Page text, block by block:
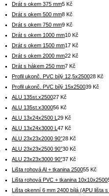
Drát s okem 375 mm5 Kč
Drát s okem 500 mm8 Kč
Drát s okem 750 mm9 Kč
Drát s okem 1000 mm10 Kč
Drát s okem 1500 mm17 Kč
Drát s okem 2000 mm22 Kč
Drát s hákem 250 mm7 Kč
Profil ukonč. PVC bílý 12,5x250028 Kč
Profil ukonč. PVC bílý 15x250039 Kč
ALU 135st.x250027 Kč
ALU 135st.x300056 Kč
ALU 13x24x2500 L 29 Kč
ALU 13x24x3000 L 47 Kč
ALU 23x23x2000 90°28 Kč
ALU 23x23x2500 90°30 Kč
ALU 23x23x3000 90°37 Kč
Lišta rohová Al + tkanina 250055 Kč
Lišta rohová PVC + tkanina 10x10x2500
Lišta okenní 6 mm 2400 bílá (APU lišta s